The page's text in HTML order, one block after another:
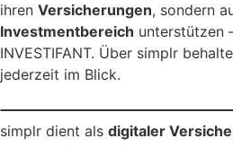
ihren Versicherungen, sondern
Investmentbereich unterstützen
INVESTIFANT. Über simplr
jederzeit im Blick.
simplr dient als digitaler